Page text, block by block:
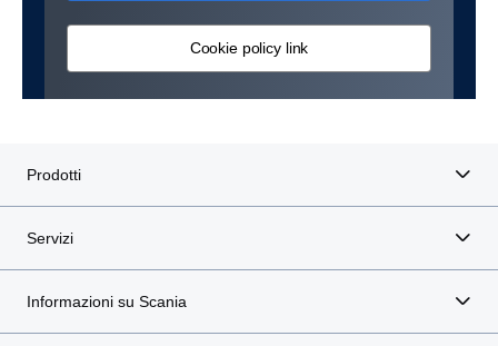
Cookie policy link
Prodotti
Servizi
Informazioni su Scania